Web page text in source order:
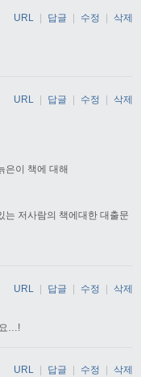
URL 답글 수정 삭제
은이 책에 대해
는 저사람의 책에대한 대출문
URL | 답글 | 수정 | 삭제
요…!
URL | 답글 | 수정 | 삭제
URL 답글 수정 삭제